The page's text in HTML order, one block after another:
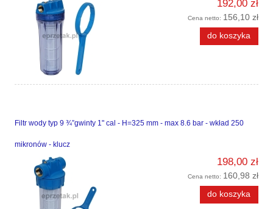
192,00 zł
Cena netto: 156,10 zł
do koszyka
Filtr wody typ 9 ¾”gwinty 1" cal - H=325 mm - max 8.6 bar - wkład 250
mikronów - klucz
198,00 zł
Cena netto: 160,98 zł
do koszyka